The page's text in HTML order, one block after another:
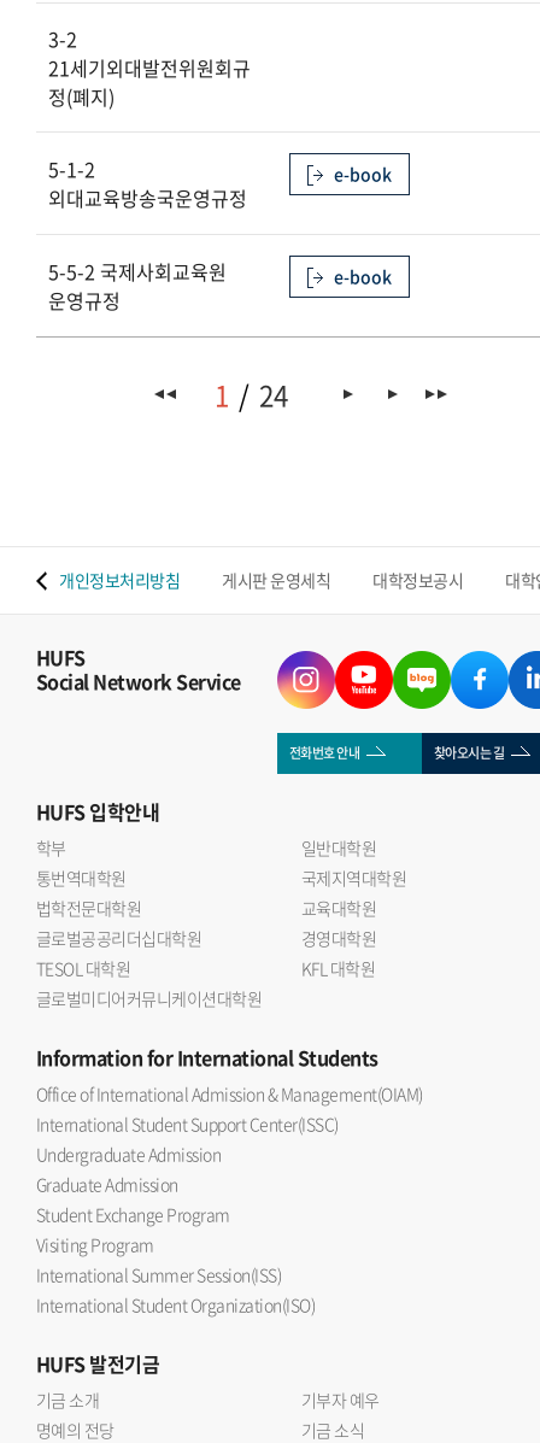
3-2
21세기외대발전위원회규
정(폐지)
5-1-2
외대교육방송국운영규정
e-book
5-5-2 국제사회교육원
운영규정
e-book
1 24
개인정보처리방침 게시판 운영세칙 대학정보공시 대
HUFS
Social Network Service
전화번호 안내 찾아오시는 길
HUFS입학안내
학부
일반대학원
통번역대학원
국제지역대학원
법학전문대학원
교육대학원
글로벌공공리더십대학원
경영대학원
TESOL 대학원
KFL 대학원
글로벌미디어커뮤니케이션대학원
Informationfor International Students
Office of International Admission & Management(OIAM)
International Student Support Center(ISSC)
Undergraduate Admission
Graduate Admission
Student Exchange Program
Visiting Program
International Summer Session(ISS)
International Student Organization(ISO)
HUFS발전기금
기금 소개
기부자 예우
명예의 전당
기금 소식